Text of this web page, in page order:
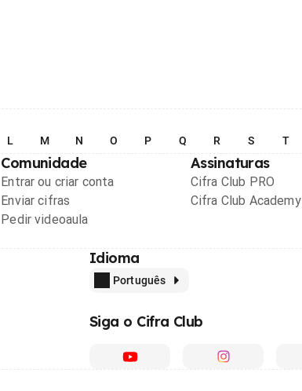
L M N O P Q R S T
Comunidade
Entrar ou criar conta
Enviar cifras
Pedir videoaula
Assinaturas
Cifra Club PRO
Cifra Club Academy
Idioma
Português
Siga o Cifra Club